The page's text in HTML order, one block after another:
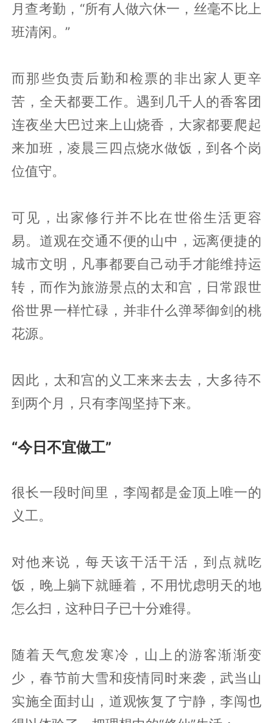
月查考勤，“所有人做六休一，丝毫不比上
班清闲。”
而那些负责后勤和检票的非出家人更辛
苦，全天都要工作。遇到几千人的香客团
连夜坐大巴过来上山烧香，大家都要爬起
来加班，凌晨三四点烧水做饭，到各个岗
位值守。
可见，出家修行并不比在世俗生活更容
易。道观在交通不便的山中，远离便捷的
城市文明，凡事都要自己动手才能维持运
转，而作为旅游景点的太和宫，日常跟世
俗世界一样忙碌，并非什么弹琴御剑的桃
花源。
因此，太和宫的义工来来去去，大多待不
到两个月，只有李闯坚持下来。
“今日不宜做工”
很长一段时间里，李闯都是金顶上唯一的
义工。
对他来说，每天该干活干活，到点就吃
饭，晚上躺下就睡着，不用忧虑明天的地
怎么扫，这种日子已十分难得。
随着天气愈发寒冷，山上的游客渐渐变
少，春节前大雪和疫情同时来袭，武当山
实施全面封山，道观恢复了宁静，李闯也